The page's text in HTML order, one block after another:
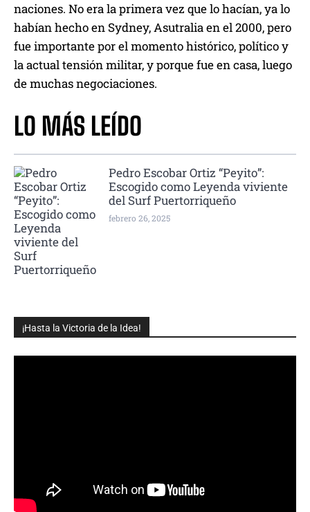
¡Hasta la Victoria de la Idea!
naciones. No era la primera vez que lo hacían, ya lo
habían hecho en Sydney, Asutralia en el 2000, pero
fue importante por el momento histórico, político y
la actual tensión militar, y porque fue en casa, luego
de muchas negociaciones.
LO MÁS LEÍDO
Pedro Escobar Ortiz “Peyito”:
Escogido como Leyenda viviente
del Surf Puertorriqueño
febrero 26, 2025